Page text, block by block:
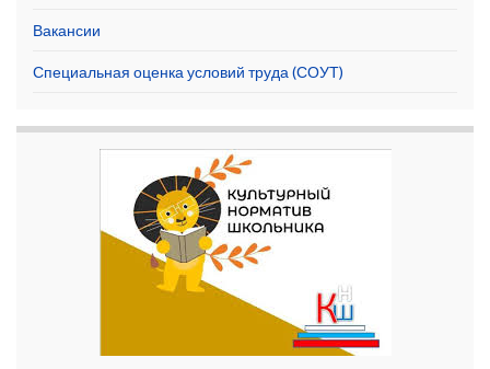
Вакансии
Специальная оценка условий труда (СОУТ)